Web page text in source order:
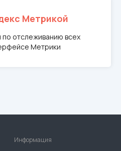
Метрикой
отслеживанию всех
Метрики
Информация